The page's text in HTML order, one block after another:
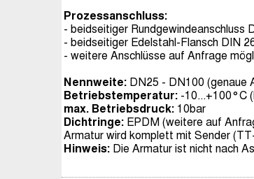
Prozessanschluss:
- beidseitiger Rundgewindeanschluss
- beidseitiger Edelstahl-Flansch DIN
- weitere Anschlüsse auf Anfrage
Nennweite: DN25 - DN100 (genaue
Betriebstemperatur: -10...+100°C
max. Betriebsdruck: 10bar
Dichtringe: EPDM (weitere auf
Armatur wird komplett mit Sender
Hinweis: Die Armatur ist nicht nach